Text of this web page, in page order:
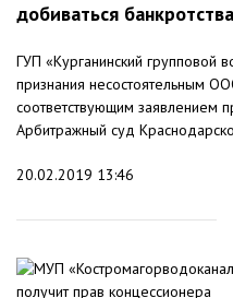
добиваться
ГУП «Курганинский групповой
признания несостоятельным
соответствующим заявлением
Арбитражный суд
20.02.2019 13:46